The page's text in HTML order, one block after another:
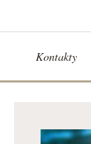
Kontakty